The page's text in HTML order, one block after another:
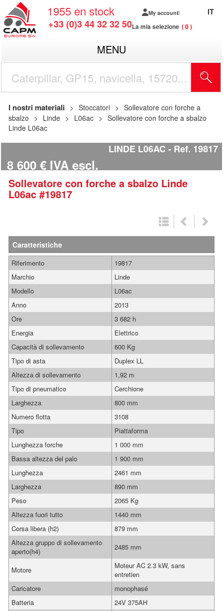
1955 en stock
+33 (0)3 44 32 32 50
My account
La mia selezione 0
IT
MENU
I nostri materiali Stoccatori
Sollevatore con forche a
sbalzo
Linde L06ac
Sollevatore con forche a sbalzo
Linde L06ac
LINDE L06AC Ref. 19817
8 600 € IVA escl.
Sollevatore con forche a sbalzo Linde
L06ac #19817
Caratteristiche
Riferimento
19817
Marchio
Linde
Modello
L06ac
Anno
2013
Ore
3 682 h
Energia
Elettrico
Capacità di sollevamento
600 Kg
Tipo di asta
Duplex LL
Altezza di sollevamento
1,92 m
Tipo di pneumatico
Cerchione
Larghezza
800 mm
Numero flotta
3108
Tipo
Piattaforma
Lunghezza forche
1 000 mm
Bassa altezza del palo
1 900 mm
Lunghezza
2461 mm
Larghezza
890 mm
Peso
2065 Kg
Altezza fuori tutto
1440 mm
Corsa libera (h2)
879 mm
Altezza gruppo di sollevamento
aperto(h4)
2485 mm
Motore
Moteur AC 2.3 kW, sans
entretien
Caricatore
monophasé
Batteria
24V 375AH